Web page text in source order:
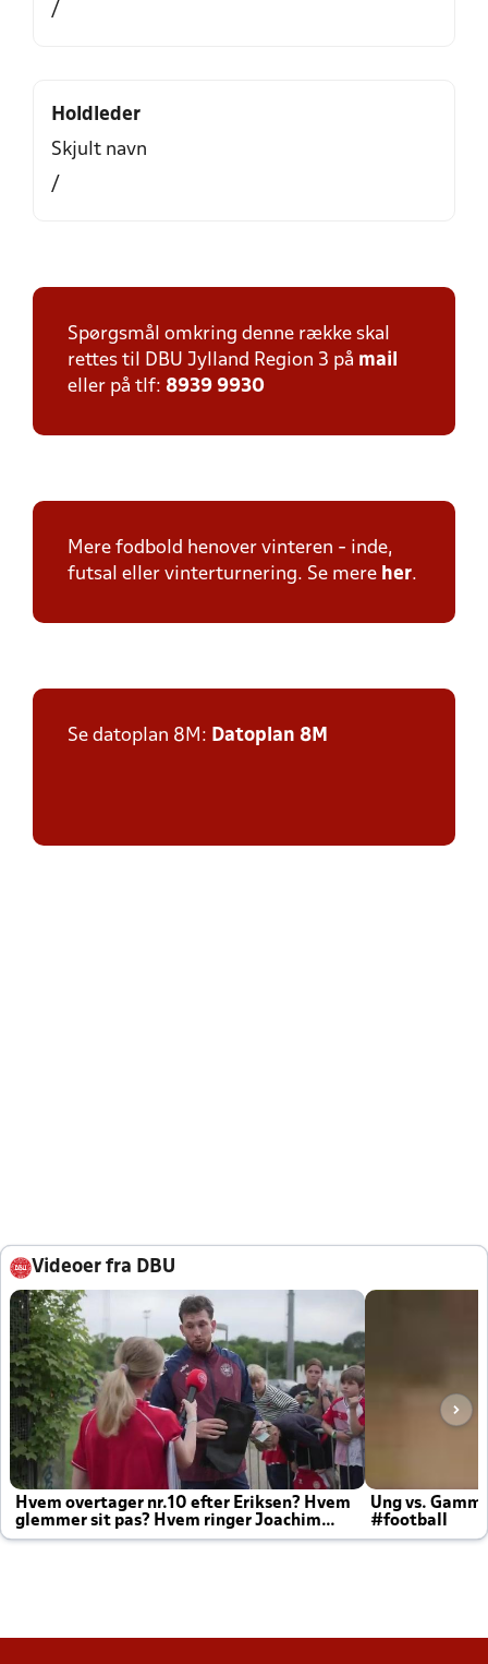
/
Holdleder
Skjult navn
/
Spørgsmål omkring denne række skal
rettes til DBU Jylland Region 3 på mail
eller på tlf: 8939 9930
Mere fodbold henover vinteren - inde,
futsal eller vinterturnering. Se mere her.
Se datoplan 8M: Datoplan 8M
Videoer fra DBU
Hvem overtager nr.10 efter Eriksen? Hvem
glemmer sit pas? Hvem ringer Joachim
altid til efter kampe?
Ung vs.
#football